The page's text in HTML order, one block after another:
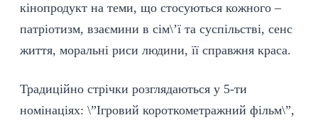
кінопродукт на теми, що стосуються кожного –
патріотизм, взаємини в сім\’ї та суспільстві, сенс
життя, моральні риси людини, її справжня краса.
Традиційно стрічки розглядаються у 5-ти
номінаціях: \”Ігровий короткометражний фільм\”,